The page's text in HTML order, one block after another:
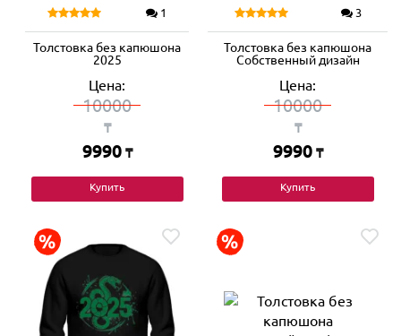
1
Толстовка без капюшона
2025
Цена:
10000
₸
9990 ₸
Купить
3
Толстовка без капюшона
Собственный дизайн
Цена:
10000
₸
9990 ₸
Купить